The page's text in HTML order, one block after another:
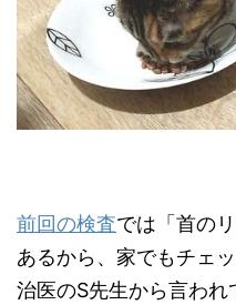
前回の検査では「首の
あるから、家でもチェ
治医のS先生から言われ